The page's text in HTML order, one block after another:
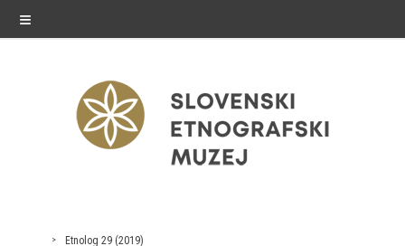
≡
razstaveEtnolog 29 (2019)